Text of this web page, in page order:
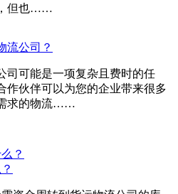
但也……
流公司？
司可能是一项复杂且费时的任
作伙伴可以为您的企业带来很多
求的物流……